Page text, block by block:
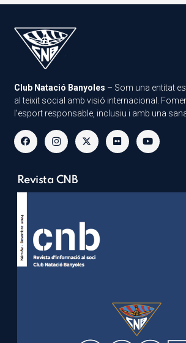
Club Natació Banyoles – Som una entitat
al teixit social amb visió internacional.
l’esport responsable, inclusiu i amb una
Revista CNB